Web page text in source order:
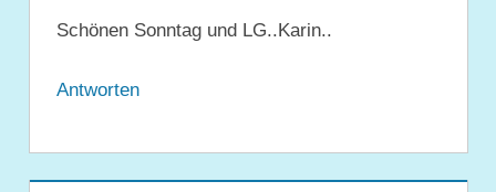
Schönen Sonntag und LG..Karin..
Antworten